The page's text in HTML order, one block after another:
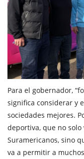
Para el gobernador,
significa considerar y
sociedades mejores.
deportiva, que no solo
Suramericanos, sino
va a permitir a